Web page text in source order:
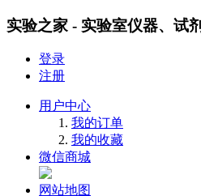
实验之家 - 实验室仪器、试
登录
注册
用户中心
我的订单
我的收藏
微信商城
网站地图